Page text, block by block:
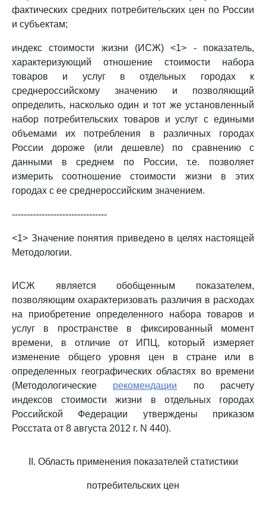
фактических средних потребительских цен по России
и субъектам;
индекс стоимости жизни (ИСЖ) <1> - показатель,
характеризующий отношение стоимости набора
товаров и услуг в отдельных городах к
среднероссийскому значению и позволяющий
определить, насколько один и тот же установленный
набор потребительских товаров и услуг с едиными
объемами их потребления в различных городах
России дороже (или дешевле) по сравнению с
данными в среднем по России, т.е. позволяет
измерить соотношение стоимости жизни в этих
городах с ее среднероссийским значением.
--------------------------------
<1> Значение понятия приведено в целях настоящей
Методологии.
ИСЖ является обобщенным показателем,
позволяющим охарактеризовать различия в расходах
на приобретение определенного набора товаров и
услуг в пространстве в фиксированный момент
времени, в отличие от ИПЦ, который измеряет
изменение общего уровня цен в стране или в
определенных географических областях во времени
(Методологические рекомендации по расчету
индексов стоимости жизни в отдельных городах
Российской Федерации утверждены приказом
Росстата от 8 августа 2012 г. N 440).
II. Область применения показателей статистики
потребительских цен